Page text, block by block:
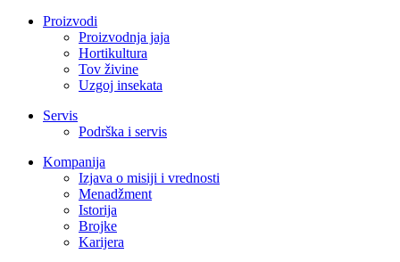
Proizvodi
Proizvodnja jaja
Hortikultura
Tov živine
Uzgoj insekata
Servis
Podrška i servis
Kompanija
Izjava o misiji i vrednosti
Menadžment
Istorija
Brojke
Karijera